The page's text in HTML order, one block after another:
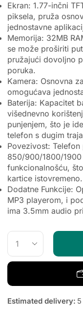
Ekran: 1.77-inčni
piksela, pruža
jednostavne
Memorija: 32MB
se može proširiti
pružajući dovoljno
poruka.
Kamera: Osnovna
omogućava
Baterija: Kapacitet
višednevno
punjenjem, što je
telefon s dugim
Povezivost:
850/900/1800/
funkcionalnošću,
kartice istovremeno.
Dodatne Funkcije:
MP3 playerom, i
ima 3.5mm audio
Estimated delivery: